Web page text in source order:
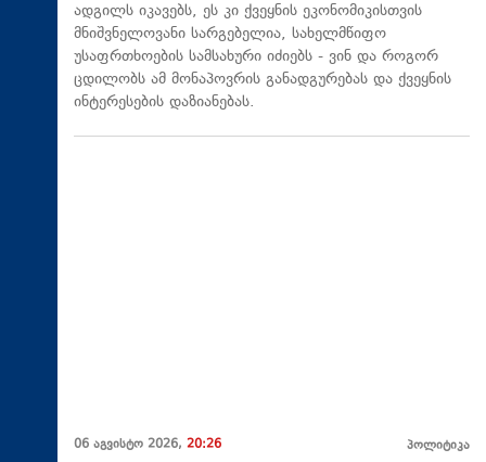
ადგილს იკავებს, ეს კი ქვეყნის ეკონომიკისთვის
მნიშვნელოვანი სარგებელია, სახელმწიფო
უსაფრთხოების სამსახური იძიებს - ვინ და როგორ
ცდილობს ამ მონაპოვრის განადგურებას და ქვეყნის
ინტერესების დაზიანებას.
06 აგვისტო 2026, 20:26 პოლიტიკა